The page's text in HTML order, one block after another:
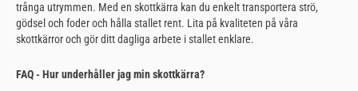
trånga utrymmen. Med en skottkärra kan du enkelt transportera strö,
gödsel och foder och hålla stallet rent. Lita på kvaliteten på våra
skottkärror och gör ditt dagliga arbete i stallet enklare.
FAQ - Hur underhåller jag min skottkärra?